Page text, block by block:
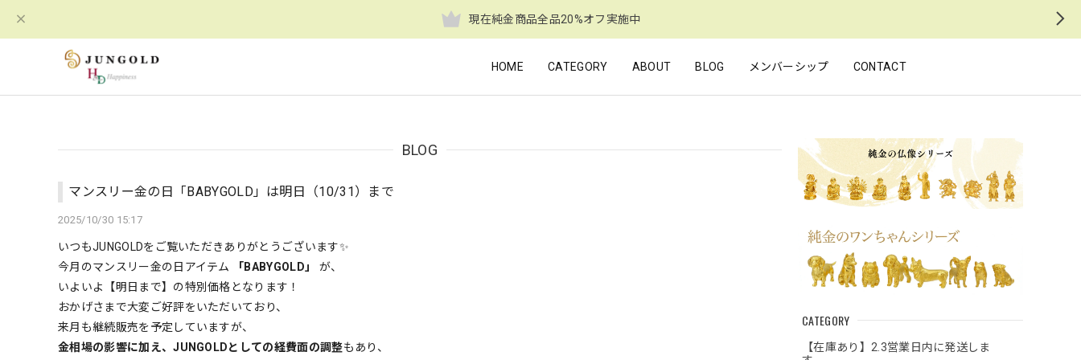
現在純金商品全品20%オフ実施中
HOME CATEGORY ABOUT BLOG メンバーシップ CONTACT
CATEGORY
【在庫あり】2.3営業日内に発送しま
BLOG
マンスリー金の日「BABYGOLD」は明日（10/31）まで
2025/10/30 15:17
いつもJUNGOLDをご覧いただきありがとうございます✨
今月のマンスリー金の日アイテム
「BABYGOLD」
が、
いよいよ【明日まで】の特別価格となります！
おかげさまで大変ご好評をいただいており、
来月も継続販売を予定していますが、
金相場の影響に加え、JUNGOLDとしての経費面の調整もあり、